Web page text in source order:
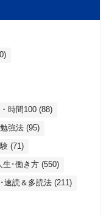
時間100 (88)
勉強法 (95)
(71)
生･働き方 (550)
速読＆多読法 (211)